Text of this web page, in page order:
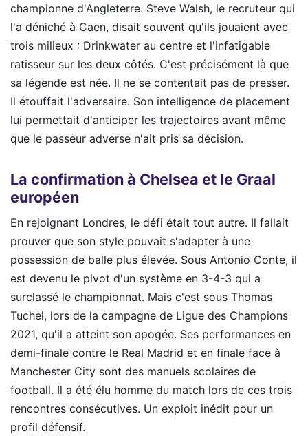
championne d'Angleterre. Steve Walsh, le recruteur qui
l'a déniché à Caen, disait souvent qu'ils jouaient avec
trois milieux : Drinkwater au centre et l'infatigable
ratisseur sur les deux côtés. C'est précisément là que
sa légende est née. Il ne se contentait pas de presser.
Il étouffait l'adversaire. Son intelligence de placement
lui permettait d'anticiper les trajectoires avant même
que le passeur adverse n'ait pris sa décision.
La confirmation à Chelsea et le Graal
européen
En rejoignant Londres, le défi était tout autre. Il fallait
prouver que son style pouvait s'adapter à une
possession de balle plus élevée. Sous Antonio Conte, il
est devenu le pivot d'un système en 3-4-3 qui a
surclassé le championnat. Mais c'est sous Thomas
Tuchel, lors de la campagne de Ligue des Champions
2021, qu'il a atteint son apogée. Ses performances en
demi-finale contre le Real Madrid et en finale face à
Manchester City sont des manuels scolaires de
football. Il a été élu homme du match lors de ces trois
rencontres consécutives. Un exploit inédit pour un
profil défensif.